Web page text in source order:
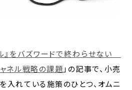
』をバズワードで終わらせない
ネル戦略の課題 」の記事で、小売
入れている施策のひとつ、オムニ